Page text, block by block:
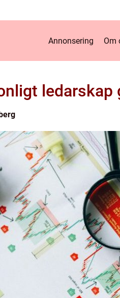
Annonsering Om